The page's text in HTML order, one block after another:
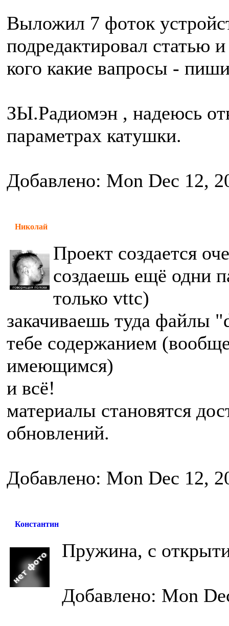
Выложил 7 фоток
подредактировал статью
кого какие вапросы -
ЗЫ.Радиомэн , надеюсь
параметрах катушки.
Добавлено: Mon Dec 12,
Николай
Проект создается
создаешь ещё одни
только vttc)
закачиваешь туда
тебе содержанием
имеющимся)
и всё!
материалы становятся
обновлений.
Добавлено: Mon Dec 12,
Константин
Пружина, с
Добавлено: Mon